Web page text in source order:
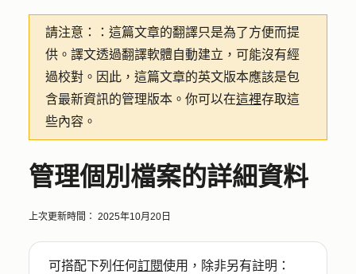
請注意：
：這篇文章的翻譯只是為了方便而提
供。譯文透過翻譯軟體自動建立，可能沒有經
過校對。因此，這篇文章的英文版本應該是包
含最新資訊的管理版本。你可以在這裡存取這
些內容。
管理個別檔案的詳細資料
上次更新時間： 2025年10月20日
可搭配下列任何訂閱使用，除非另有註明：